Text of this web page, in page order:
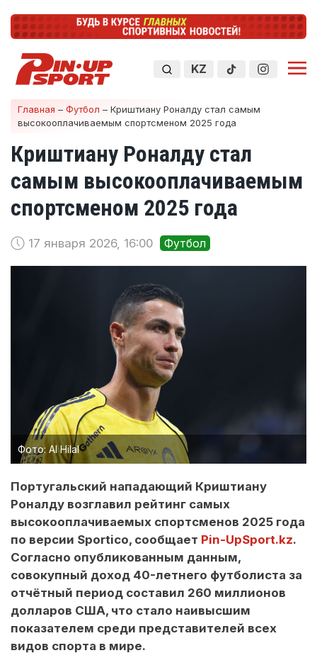
KZ
Главная – Футбол – Криштиану Роналду стал самым
высокооплачиваемым спортсменом 2025 года
Криштиану Роналду стал
самым высокооплачиваемым
спортсменом 2025 года
17 января 2026, 16:00 Футбол
Фото: Al Hilal
Португальский нападающий Криштиану
Роналду возглавил рейтинг самых
высокооплачиваемых спортсменов 2025 года
по версии Sportico, сообщает Pin-UpSport.kz.
Согласно опубликованным данным,
совокупный доход 40-летнего футболиста за
отчётный период составил 260 миллионов
долларов США, что стало наивысшим
показателем среди представителей всех
видов спорта в мире.